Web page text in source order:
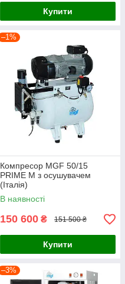
Купити
–1%
Компресор MGF 50/15
PRIME M з осушувачем
(Італія)
В наявності
150 600 ₴ 151 500 ₴
Купити
–3%